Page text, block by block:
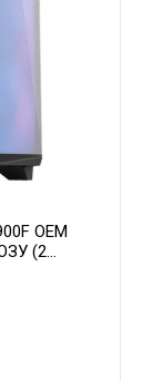
OEM
(2
GDDR7